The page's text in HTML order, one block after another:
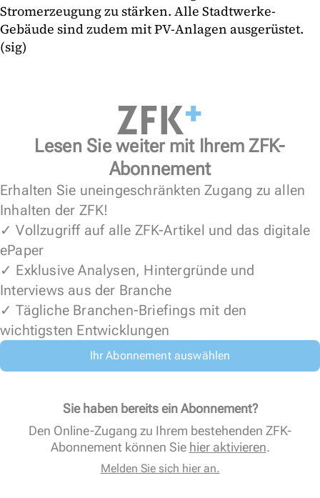
Stromerzeugung zu stärken. Alle Stadtwerke-
Gebäude sind zudem mit PV-Anlagen ausgerüstet.
(sig)
Lesen Sie weiter mit Ihrem ZFK-
Abonnement
Erhalten Sie uneingeschränkten Zugang zu allen
Inhalten der ZFK!
✓ Vollzugriff auf alle ZFK-Artikel und das digitale
ePaper
✓ Exklusive Analysen, Hintergründe und
Interviews aus der Branche
✓ Tägliche Branchen-Briefings mit den
wichtigsten Entwicklungen
Ihr Abonnement auswählen
Sie haben bereits ein Abonnement?
Den Online-Zugang zu Ihrem bestehenden ZFK-
Abonnement können Sie hier aktivieren.
Melden Sie sich hier an.